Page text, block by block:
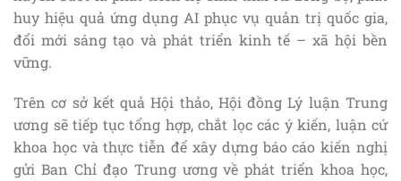
huy hiệu quả ứng dụng AI phục vụ quản trị quốc gia,
đổi mới sáng tạo và phát triển kinh tế – xã hội bền
vững.
Trên cơ sở kết quả Hội thảo, Hội đồng Lý luận Trung
ương sẽ tiếp tục tổng hợp, chắt lọc các ý kiến, luận cứ
khoa học và thực tiễn để xây dựng báo cáo kiến nghị
gửi Ban Chỉ đạo Trung ương về phát triển khoa học,